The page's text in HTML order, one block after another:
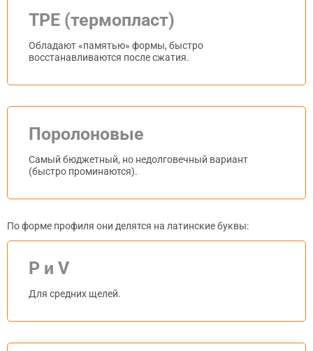
TPE (термопласт)
Обладают «памятью» формы, быстро
восстанавливаются после сжатия.
Поролоновые
Самый бюджетный, но недолговечный вариант
(быстро проминаются).
По форме профиля они делятся на латинские буквы:
P и V
Для средних щелей.